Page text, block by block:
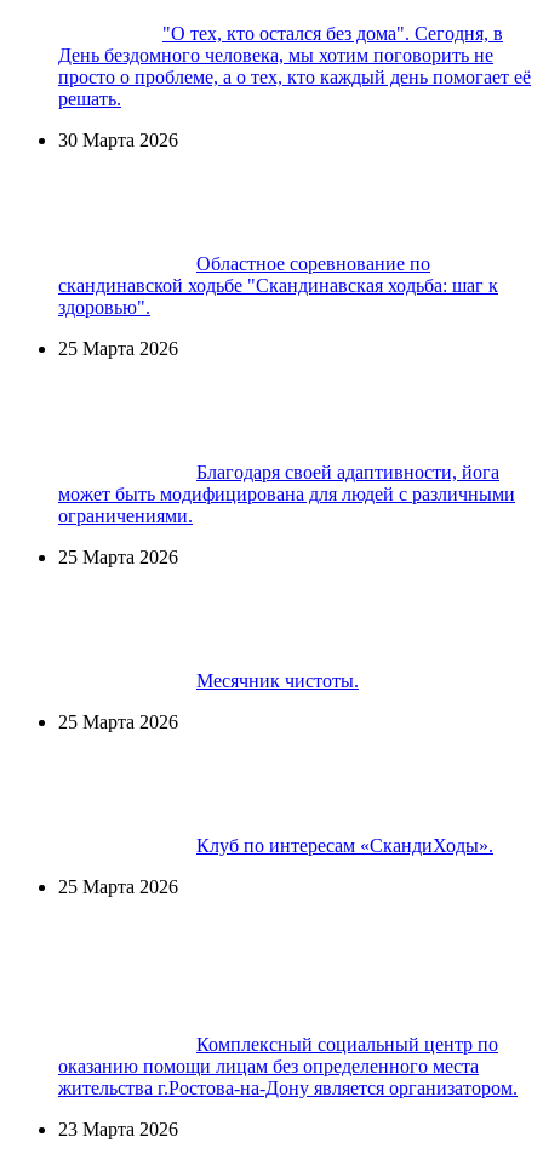
"О тех, кто остался без дома". Сегодня, в
День бездомного человека, мы хотим поговорить не
просто о проблеме, а о тех, кто каждый день помогает её
решать.
30 Марта 2026
Областное соревнование по
скандинавской ходьбе "Скандинавская ходьба: шаг к
здоровью".
25 Марта 2026
Благодаря своей адаптивности, йога
может быть модифицирована для людей с различными
ограничениями.
25 Марта 2026
Месячник чистоты.
25 Марта 2026
Клуб по интересам «СкандиХоды».
25 Марта 2026
Комплексный социальный центр по
оказанию помощи лицам без определенного места
жительства г.Ростова-на-Дону является организатором.
23 Марта 2026